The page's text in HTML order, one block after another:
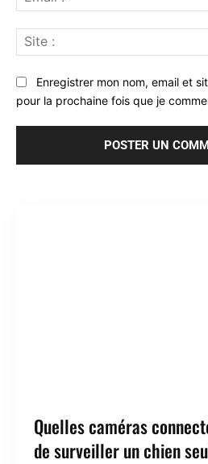
Enregistrer mon nom, email et
pour la prochaine fois que je
Quelles caméras
de surveiller un chien